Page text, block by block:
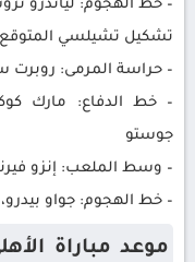
– خط الهجوم: لياندرو
تشكيل تشيلسي
– حراسة المرمى: روبرت
– خط الدفاع: مارك
جوستو
– وسط الملعب: إنزو
– خط الهجوم: جواو بيدرو،
موعد مباراة